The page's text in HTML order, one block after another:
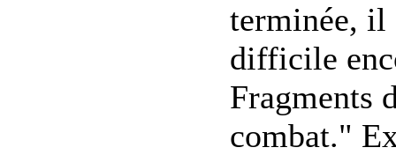
terminée, il
difficile
Fragments
combat."